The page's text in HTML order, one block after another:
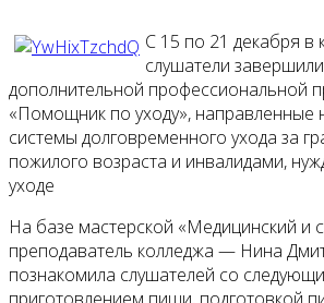
С 15 по 21 декабря в
слушатели
дополнительной профессиональной
«Помощник по уходу», направленные
системы долговременного ухода за
пожилого возраста и инвалидами,
уходе
На базе мастерской «Медицинский и
преподаватель колледжа — Нина
познакомила слушателей со